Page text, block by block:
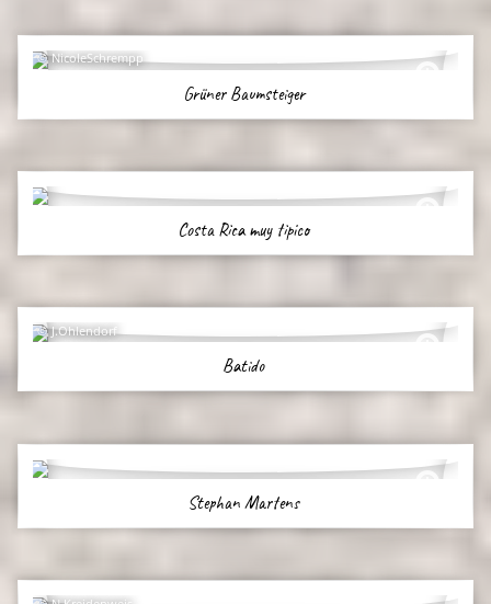
NicoleSchrempp
Grüner Baumsteiger
Costa Rica muy tipico
J.Ohlendorf
Batido
Stephan Martens